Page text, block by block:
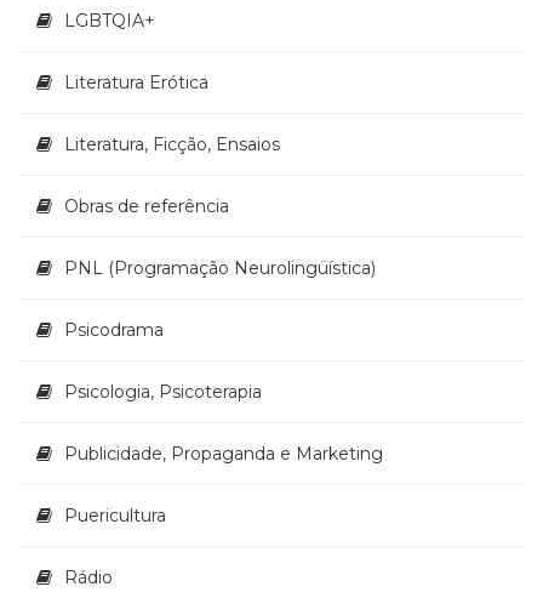
LGBTQIA+
Literatura Erótica
Literatura, Ficção, Ensaios
Obras de referência
PNL (Programação Neurolingüística)
Psicodrama
Psicologia, Psicoterapia
Publicidade, Propaganda e Marketing
Puericultura
Rádio